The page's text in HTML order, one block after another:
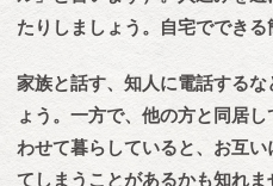
たりしましょう。自宅でできる
家族と話す、知人に電話する
ょう。一方で、他の方と同居
わせて暮らしていると、お互
てしまうことがあるかも知れ